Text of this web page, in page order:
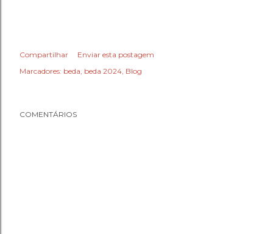
Compartilhar
Enviar esta postagem
Marcadores: beda beda 2024 Blog
COMENTÁRIOS